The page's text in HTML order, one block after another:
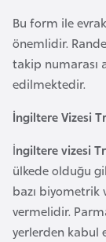
Bu form ile
önemlidir.
takip numarası
edilmektedir.
İngiltere Vizesi
İngiltere vizesi
ülkede olduğu
bazı biyometrik
vermelidir.
yerlerden kabul
B
o
s
n
H
r
s
e
k